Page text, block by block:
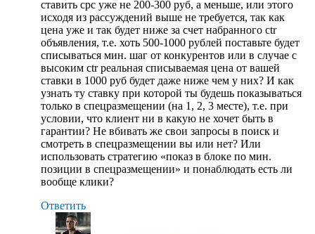
ставить cpc уже не 200-300 руб, а меньше, или этого
исходя из рассуждений выше не требуется, так как
цена уже и так будет ниже за счет набранного ctr
объявления, т.е. хоть 500-1000 рублей поставьте будет
списываться мин. шаг от конкурентов или в случае с
высоким ctr реальная списываемая цена от вашей
ставки в 1000 руб будет даже ниже чем у них? И как
узнать ту ставку при которой ты будешь показываться
только в спецразмещении (на 1, 2, 3 месте), т.е. при
условии, что клиент ни в какую не хочет быть в
гарантии? Не вбивать же свои запросы в поиск и
смотреть в спецразмещении вы или нет? Или
использовать стратегию «показ в блоке по мин.
позиции в спецразмещении» и понаблюдать есть ли
вообще клики?
Ответить